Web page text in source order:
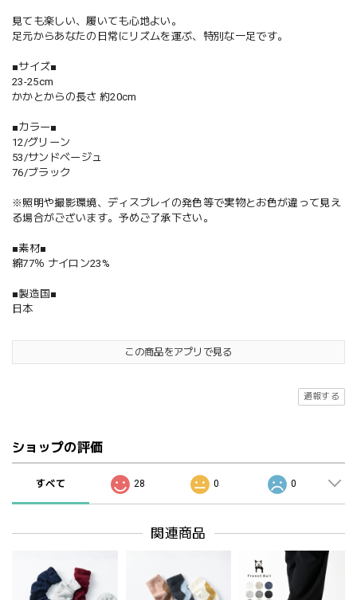
見ても楽しい、履いても心地よい。
足元からあなたの日常にリズムを運ぶ、特別な一足です。
■サイズ■
23-25cm
かかとからの長さ 約20cm
■カラー■
12/グリーン
53/サンドベージュ
76/ブラック
※照明や撮影環境、ディスプレイの発色等で実物とお色が違って見え
る場合がございます。予めご了承下さい。
■素材■
綿77％ ナイロン23%
■製造国■
日本
この商品をアプリで見る
通報する
ショップの評価
すべて 28 0 0
関連商品